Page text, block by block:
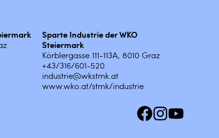
Sparte Industrie der WKO
Steiermark
Körblergasse 111-113A, 8010 Graz
+43/316/601-520
industrie@wkstmk.at
www.wko.at/stmk/industrie